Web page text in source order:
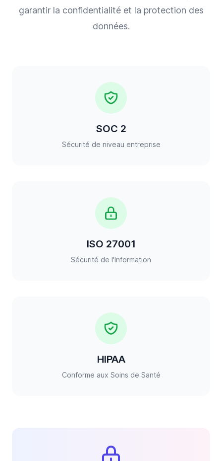
garantir la confidentialité et la protection des
données.
SOC 2
Sécurité de niveau entreprise
ISO 27001
Sécurité de l'Information
HIPAA
Conforme aux Soins de Santé